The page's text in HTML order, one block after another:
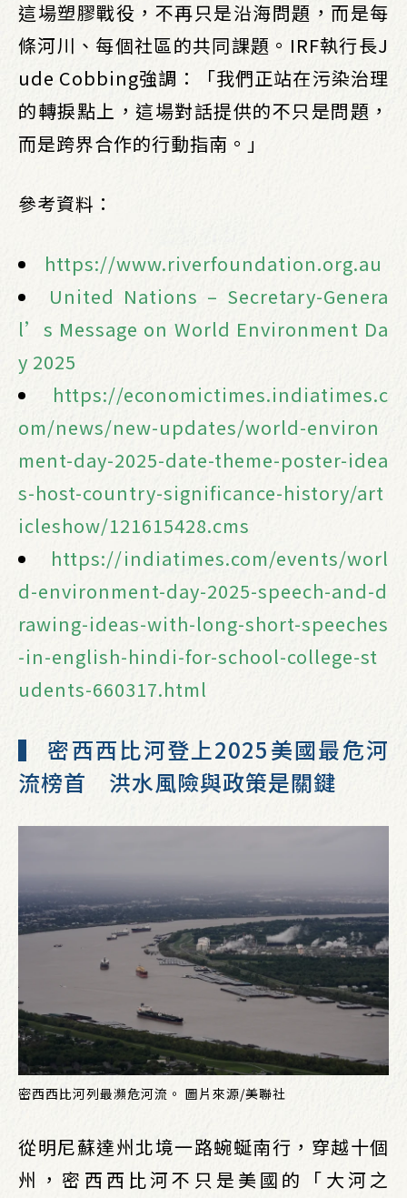
這場塑膠戰役，不再只是沿海問題，而是每
條河川、每個社區的共同課題。IRF執行長J
ude Cobbing強調：「我們正站在污染治理
的轉捩點上，這場對話提供的不只是問題，
而是跨界合作的行動指南。」
參考資料：
https://www.riverfoundation.org.au
United Nations – Secretary-Genera
l’s Message on World Environment Da
y 2025
https://economictimes.indiatimes.c
om/news/new-updates/world-environ
ment-day-2025-date-theme-poster-idea
s-host-country-significance-history/art
icleshow/121615428.cms
https://indiatimes.com/events/worl
d-environment-day-2025-speech-and-d
rawing-ideas-with-long-short-speeches
-in-english-hindi-for-school-college-st
udents-660317.html
▍ 密西西比河登上2025美國最危河
流榜首 洪水風險與政策是關鍵
密西西比河列最瀕危河流。 圖片來源/美聯社
從明尼蘇達州北境一路蜿蜒南行，穿越十個
州，密西西比河不只是美國的「大河之